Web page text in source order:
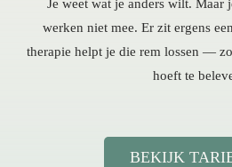
Je weet wat je anders wilt. Maar
werken niet mee. Er zit ergens
therapie helpt je die rem lossen —
hoeft te
BEKIJK